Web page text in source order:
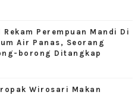
Perempuan Mandi Di
Air Panas, Seorang
borong Ditangkap
Wirosari Makan